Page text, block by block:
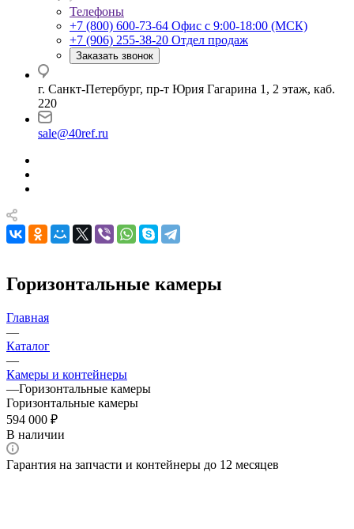
Телефоны
+7 (800) 600-73-64 Офис с 9:00-18:00 (МСК)
+7 (906) 255-38-20 Отдел продаж
Заказать звонок
г. Санкт-Петербург, пр-т Юрия Гагарина 1, 2 этаж, каб.
220
sale@40ref.ru
Горизонтальные камеры
Главная
—
Каталог
—
Камеры и контейнеры
—Горизонтальные камеры
Горизонтальные камеры
594 000 ₽
В наличии
Гарантия на запчасти и контейнеры до 12 месяцев